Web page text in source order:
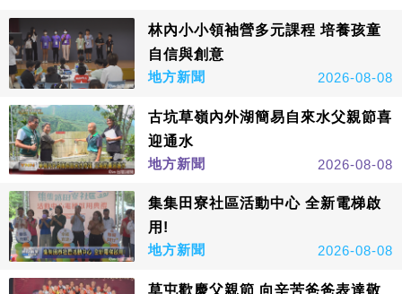
林內小小領袖營多元課程 培養孩童
自信與創意
地方新聞
2026-08-08
古坑草嶺內外湖簡易自來水父親節喜
迎通水
地方新聞
2026-08-08
集集田寮社區活動中心 全新電梯啟
用!
地方新聞
2026-08-08
草屯歡慶父親節 向辛苦爸爸表達敬